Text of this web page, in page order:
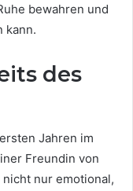
bewahren und
kann.
des
Jahren im
Freundin von
nur emotional,